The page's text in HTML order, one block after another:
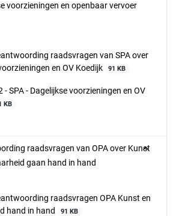
voorzieningen en openbaar vervoer
raadsvragen van SPA over
en OV Koedijk
91 KB
- SPA - Dagelijkse voorzieningen en OV
KB
raadsvragen van OPA over Kunst
gaan hand in hand
raadsvragen OPA Kunst en
hand in hand
91 KB